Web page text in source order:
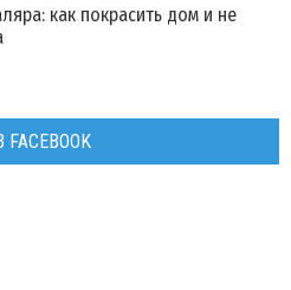
как покрасить дом и не